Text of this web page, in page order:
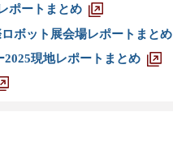
ポートまとめ
ボット展会場レポートまとめ
現地レポートまとめ